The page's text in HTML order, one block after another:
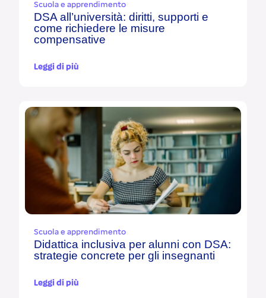
Scuola e apprendimento
DSA all’università: diritti, supporti e
come richiedere le misure
compensative
Leggi di più
Scuola e apprendimento
Didattica inclusiva per alunni con DSA:
strategie concrete per gli insegnanti
Leggi di più